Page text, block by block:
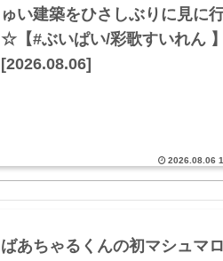
ゅい建築をひさしぶりに見に
☆【#ぶいぱい/彩歌すいれん 】
[2026.08.06]
2026.08.06
ばあちゃるくんの初マシュマ